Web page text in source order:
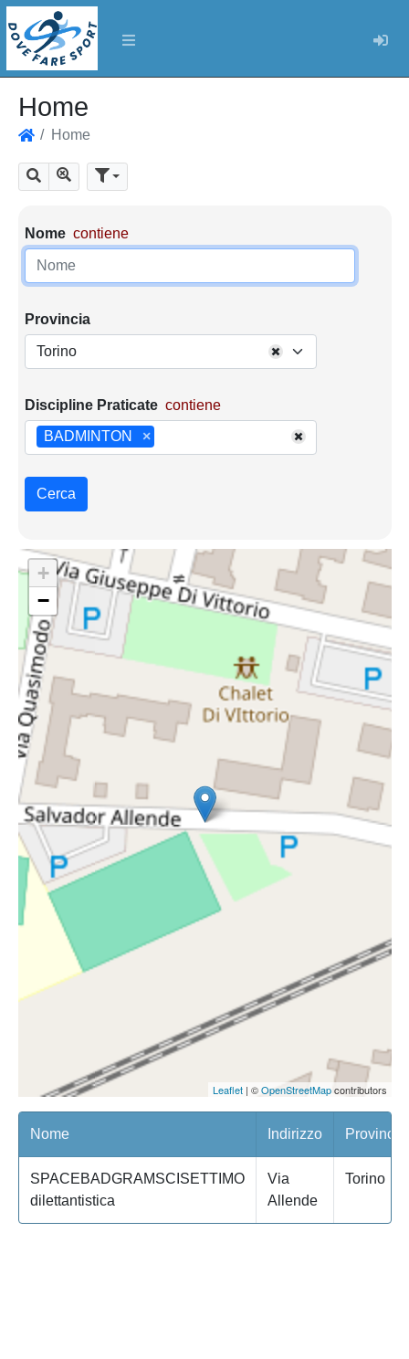
Home
Home
Cerca Mostra tutti i risultati
Parametri di ricerca
Nome contiene
Provincia
Torino
Discipline Praticate contiene
×
BADMINTON
Cerca
+
−
Leaflet| ©OpenStreetMapcontributors
Nome Indirizzo Provincia
SPACEBADGRAMSCISETTIMO
dilettantistica
Via
Allende
Torino